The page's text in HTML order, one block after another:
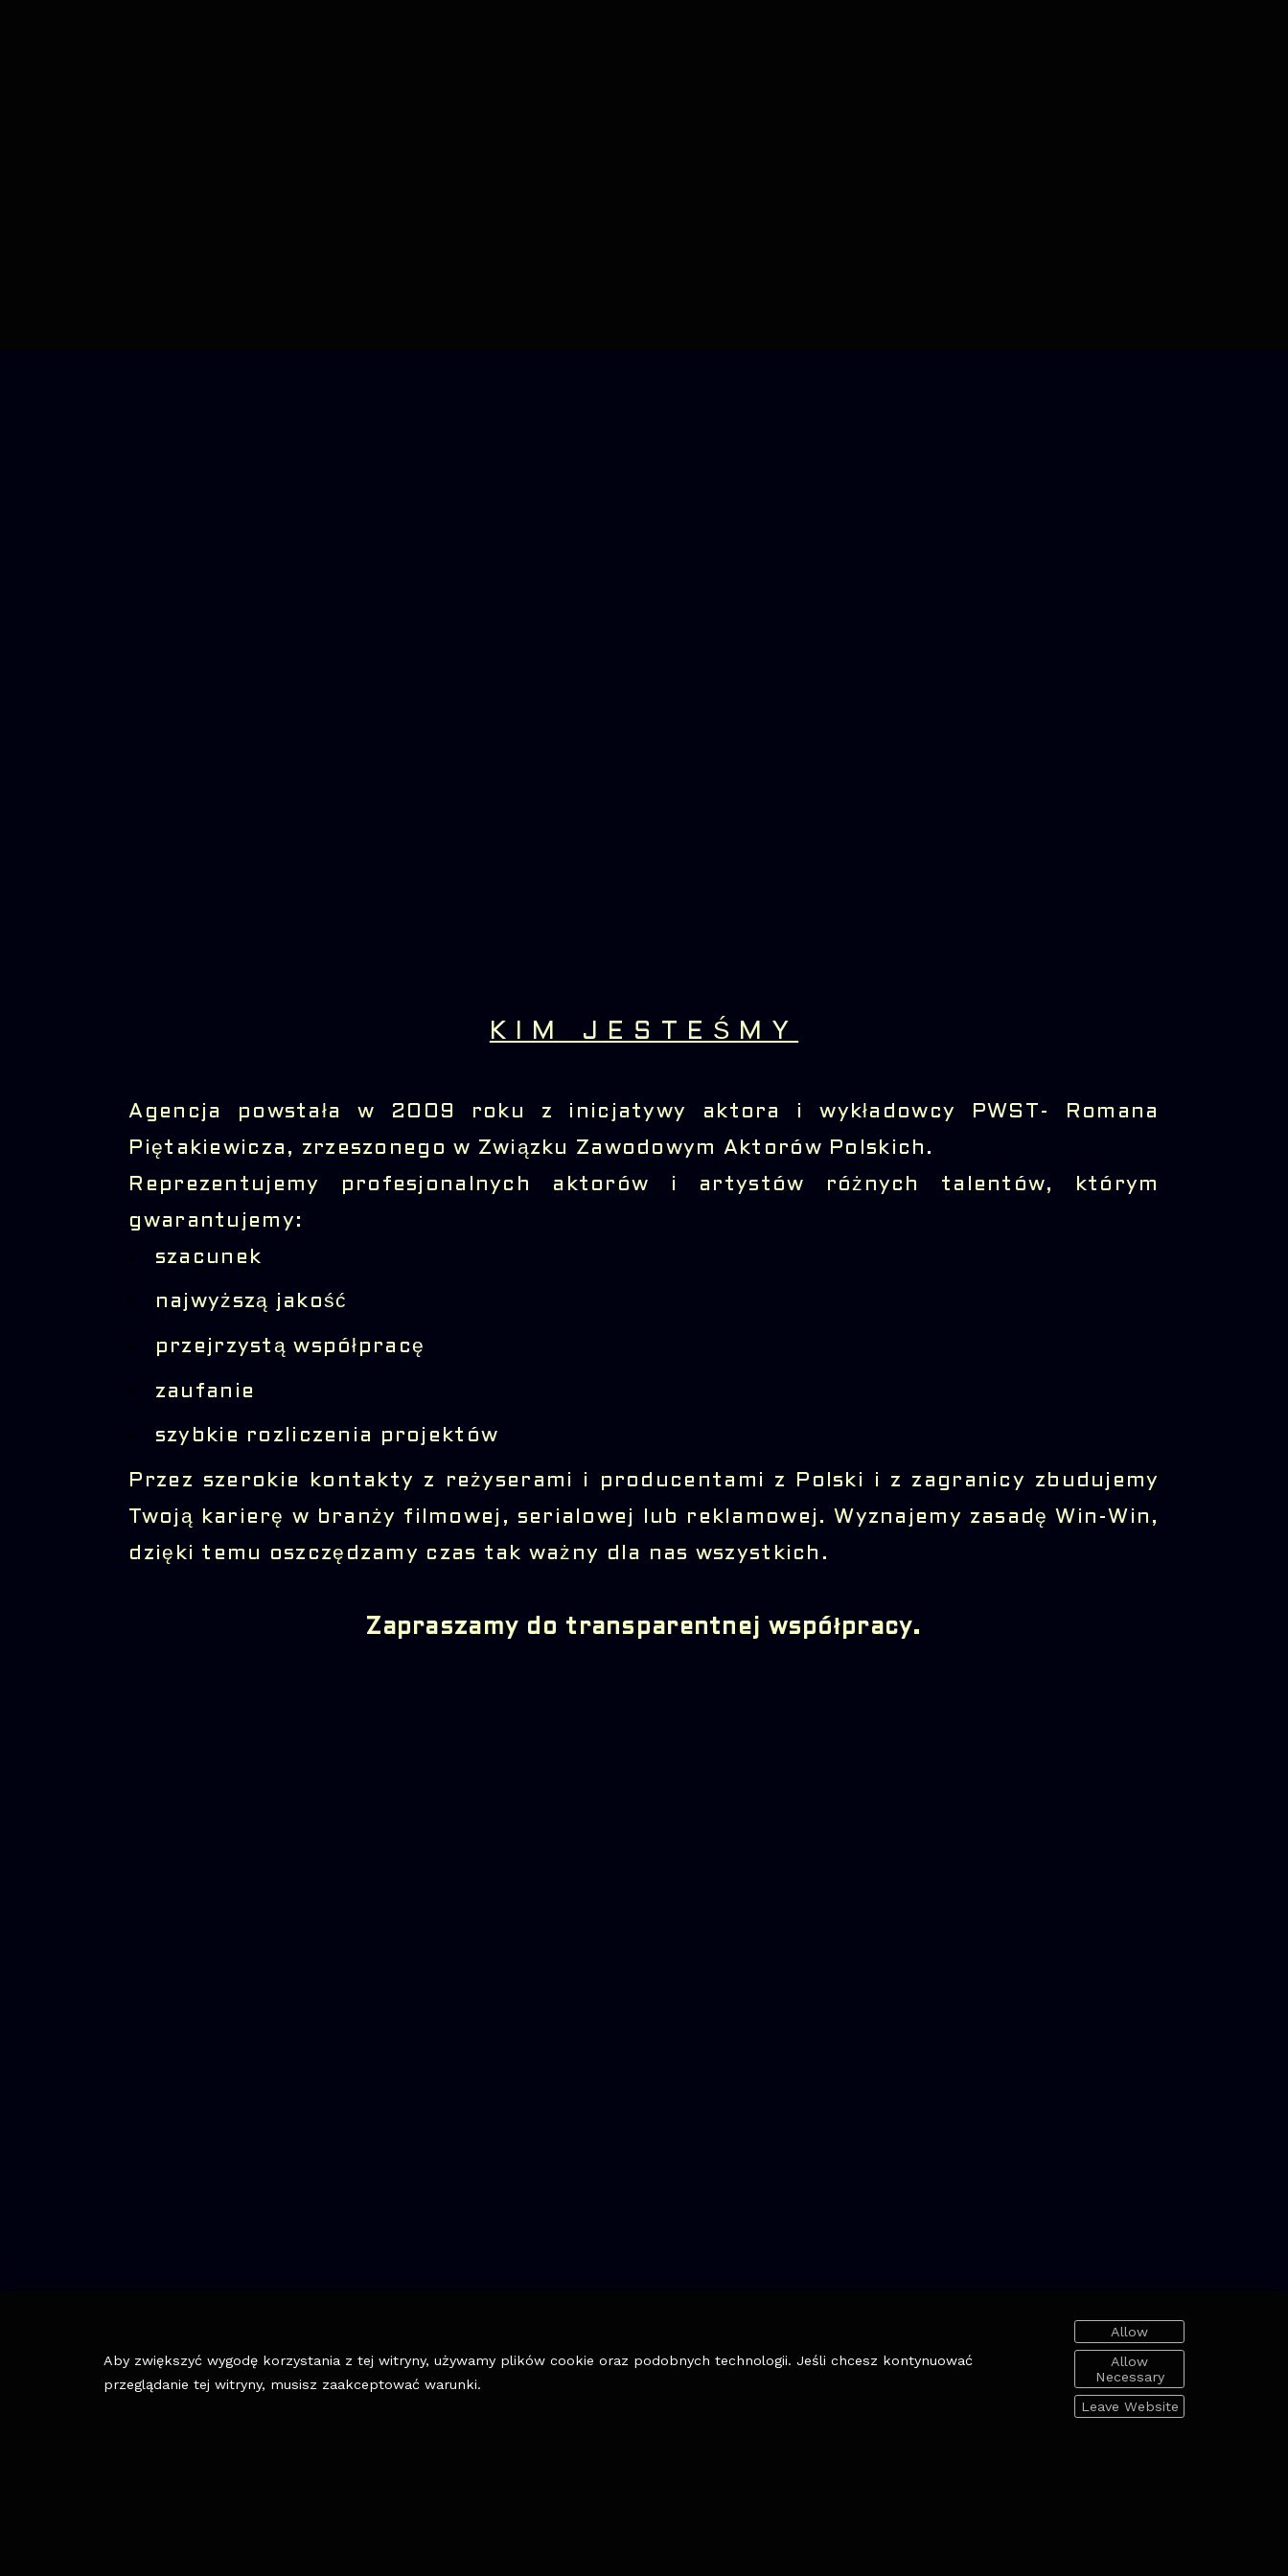
KIM JESTEŚMY
Agencja powstała w 2009 roku z inicjatywy aktora i wykładowcy PWST- Romana
Piętakiewicza, zrzeszonego w Związku Zawodowym Aktorów Polskich.
Reprezentujemy profesjonalnych aktorów i artystów różnych talentów, którym
gwarantujemy:
szacunek
najwyższą jakość
przejrzystą współpracę
zaufanie
szybkie rozliczenia projektów
Przez szerokie kontakty z reżyserami i producentami z Polski i z zagranicy zbudujemy
Twoją karierę w branży filmowej, serialowej lub reklamowej. Wyznajemy zasadę Win-Win,
dzięki temu oszczędzamy czas tak ważny dla nas wszystkich.
Zapraszamy do transparentnej współpracy.
Aby zwiększyć wygodę korzystania z tej witryny, używamy plików cookie oraz podobnych technologii. Jeśli chcesz kontynuować
przeglądanie tej witryny, musisz zaakceptować warunki.
Allow
Allow
Necessary
Leave Website